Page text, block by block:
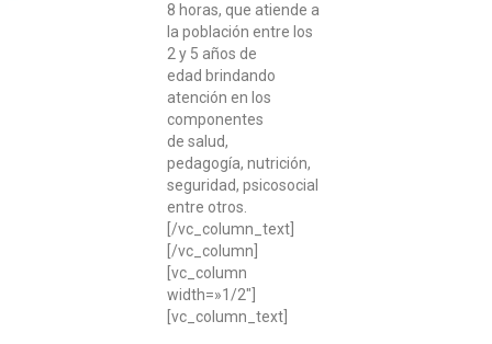
8 horas, que atiende a
la población entre los
2 y 5 años de
edad brindando
atención en los
componentes
de salud,
pedagogía, nutrición,
seguridad, psicosocial
entre otros.
[/vc_column_text]
[/vc_column]
[vc_column
width=»1/2″]
[vc_column_text]